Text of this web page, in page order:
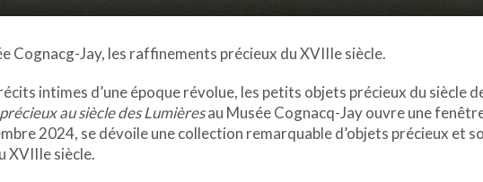
Cognacg-Jay, les raffinements précieux du XVIIIe siècle.
intimes d’une époque révolue, les petits objets précieux du siècle
au siècle des Lumièresau Musée Cognacq-Jay ouvre une
2024, se dévoile une collection remarquable d’objets précieux et
XVIIIe siècle.